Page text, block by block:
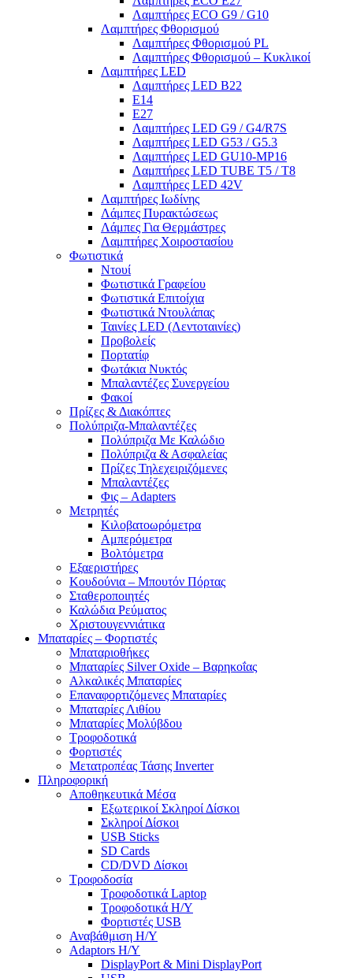
Λαμπτήρες ECO G9 / G10
Λαμπτήρες Φθορισμού
Λαμπτήρες Φθορισμού PL
Λαμπτήρες Φθορισμού – Κυκλικοί
Λαμπτήρες LED
Λαμπτήρες LED B22
E14
E27
Λαμπτήρες LED G9 / G4/R7S
Λαμπτήρες LED G53 / G5.3
Λαμπτήρες LED GU10-ΜΡ16
Λαμπτήρες LED TUBE T5 / T8
Λαμπτήρες LED 42V
Λαμπτήρες Ιωδίνης
Λάμπες Πυρακτώσεως
Λάμπες Για Θερμάστρες
Λαμπτήρες Χοιροστασίου
Φωτιστικά
Ντουί
Φωτιστικά Γραφείου
Φωτιστικά Επιτοίχια
Φωτιστικά Ντουλάπας
Ταινίες LED (Λεντοταινίες)
Προβολείς
Πορτατίφ
Φωτάκια Νυκτός
Μπαλαντέζες Συνεργείου
Φακοί
Πρίζες & Διακόπτες
Πολύπριζα-Μπαλαντέζες
Πολύπριζα Με Καλώδιο
Πολύπριζα & Ασφαλείας
Πρίζες Τηλεχειριζόμενες
Μπαλαντέζες
Φις – Adapters
Μετρητές
Κιλοβατοωρόμετρα
Αμπερόμετρα
Βολτόμετρα
Εξαεριστήρες
Κουδούνια – Μπουτόν Πόρτας
Σταθεροποιητές
Καλώδια Ρεύματος
Χριστουγεννιάτικα
Μπαταρίες – Φορτιστές
Μπαταριοθήκες
Μπαταρίες Silver Oxide – Βαρηκοΐας
Αλκαλικές Μπαταρίες
Επαναφορτιζόμενες Μπαταρίες
Μπαταρίες Λιθίου
Μπαταρίες Μολύβδου
Τροφοδοτικά
Φορτιστές
Μετατροπέας Τάσης Inverter
Πληροφορική
Αποθηκευτικά Μέσα
Εξωτερικοί Σκληροί Δίσκοι
Σκληροί Δίσκοι
USB Sticks
SD Cards
CD/DVD Δίσκοι
Τροφοδοσία
Τροφοδοτικά Laptop
Τροφοδοτικά Η/Υ
Φορτιστές USB
Αναβάθμιση Η/Υ
Adaptors Η/Υ
DisplayPort & Mini DisplayPort